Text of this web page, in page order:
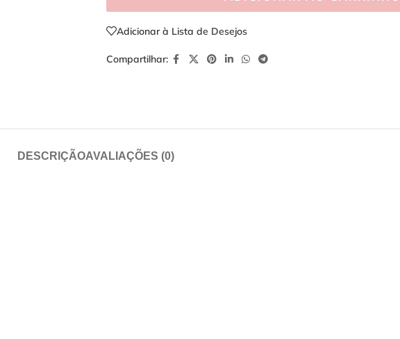
Adicionar à Lista de Desejos
Compartilhar:
DESCRIÇÃOAVALIAÇÕES (0)